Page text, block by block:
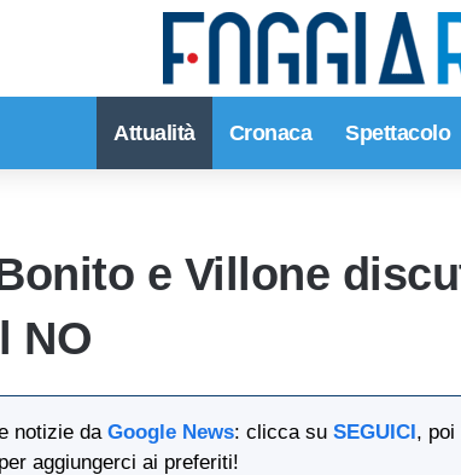
Attualità Cronaca Spettacolo
e Villone
NO
notizie daGoogle News: clicca suSEGUICI, poi
aggiungerci ai preferiti!